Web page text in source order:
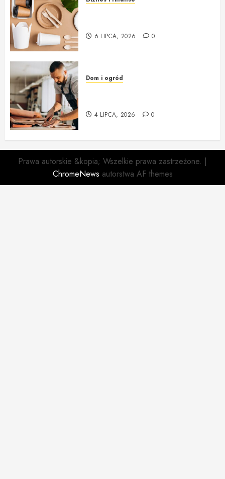
6 LIPCA, 2026 0
Dom i ogród
4 LIPCA, 2026 0
Prawa autorskie &kopia; Wszelkie prawa zastrzeżone. |
ChromeNews autorstwa AF themes